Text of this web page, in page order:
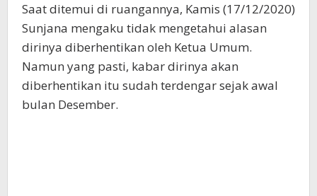
Saat ditemui di ruangannya, Kamis (17/12/2020)
Sunjana mengaku tidak mengetahui alasan
dirinya diberhentikan oleh Ketua Umum.
Namun yang pasti, kabar dirinya akan
diberhentikan itu sudah terdengar sejak awal
bulan Desember.